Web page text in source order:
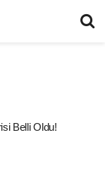
Belli Oldu!